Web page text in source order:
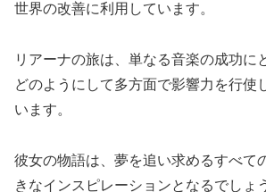
世界の改善に利用しています。
リアーナの旅は、単なる音楽の成功に
どのようにして多方面で影響力を行使
います。
彼女の物語は、夢を追い求めるすべて
きなインスピレーションとなるでしょ